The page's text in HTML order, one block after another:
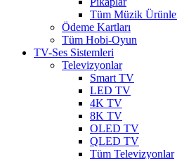
Tüm Müzik
Ödeme Kartları
Tüm Hobi-Oyun
TV-Ses Sistemleri
Televizyonlar
Smart TV
LED TV
4K TV
8K TV
OLED TV
QLED TV
Tüm Televizyonlar